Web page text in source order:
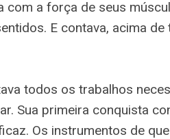
com a força de seus
E contava, acima de
todos os trabalhos
Sua primeira conquista
Os instrumentos de